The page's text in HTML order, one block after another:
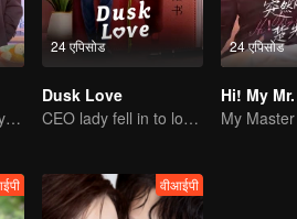
Sweet-bitter culinary rivalry
24 एपिसोड
Dusk Love
CEO lady fell in to love contract
24 एपिसोड
Hi! My
वीआईपी